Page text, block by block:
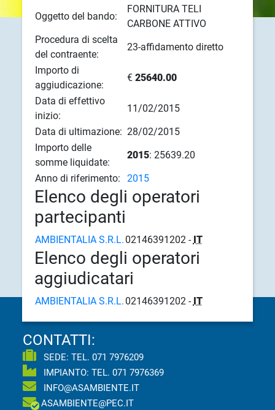
Oggetto del bando:
FORNITURA TELI
CARBONE ATTIVO
Procedura di scelta
del contraente:
23-affidamento diretto
Importo di
aggiudicazione:
€ 25640.00
Data di effettivo
inizio:
11/02/2015
Data di ultimazione: 28/02/2015
Importo delle
somme liquidate:
2015: 25639.20
Anno di riferimento:
2015
Elenco degli operatori
partecipanti
AMBIENTALIA S.R.L. 02146391202 - IT
Elenco degli operatori
aggiudicatari
AMBIENTALIA S.R.L. 02146391202 - IT
CONTATTI:
SEDE: TEL.071 7976209
IMPIANTO: TEL.071 7976369
INFO@ASAMBIENTE.IT
ASAMBIENTE@PEC.IT